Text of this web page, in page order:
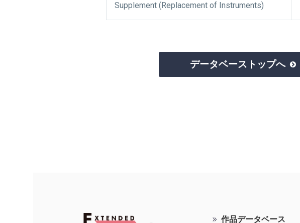
Supplement (Replacement of Instruments)
データベーストップへ 
作品データベース